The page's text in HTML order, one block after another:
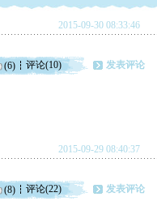
2015-09-30 08:33:46
(6) 评论(10) 发表评论
2015-09-29 08:40:37
(8) 评论(22) 发表评论